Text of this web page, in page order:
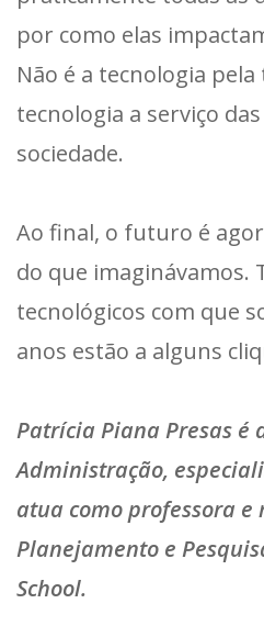
por como elas
Não é a tecnologia pela
tecnologia a serviço
sociedade.
Ao final, o futuro é
do que imaginávamos.
tecnológicos com que
anos estão a alguns
Patrícia Piana Presas é
Administração,
atua como professora e
Planejamento e
School.